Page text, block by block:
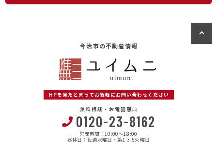
今治市の不動産情報
HPを見たと言ってお気軽にお問い合わせください
無料相談・お電話窓口
0120-23-8162
営業時間：10:00〜18:00
定休日：毎週水曜日・第1.3.5火曜日